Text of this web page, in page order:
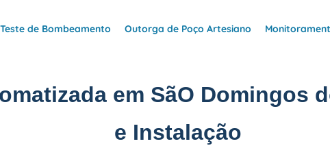
Teste de Bombeamento Outorga de Poço Artesiano
em SãO Domingos
e Instalação